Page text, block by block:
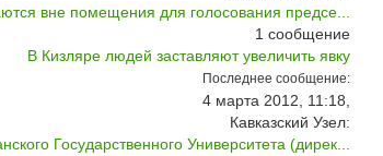
вне помещения для голосования предсе...
1сообщение
В Кизляре людей заставляют увеличить явку
Последнее сообщение:
4 марта 2012, 11:18,
Кавказский Узел:
Государственного Университета (дирек...